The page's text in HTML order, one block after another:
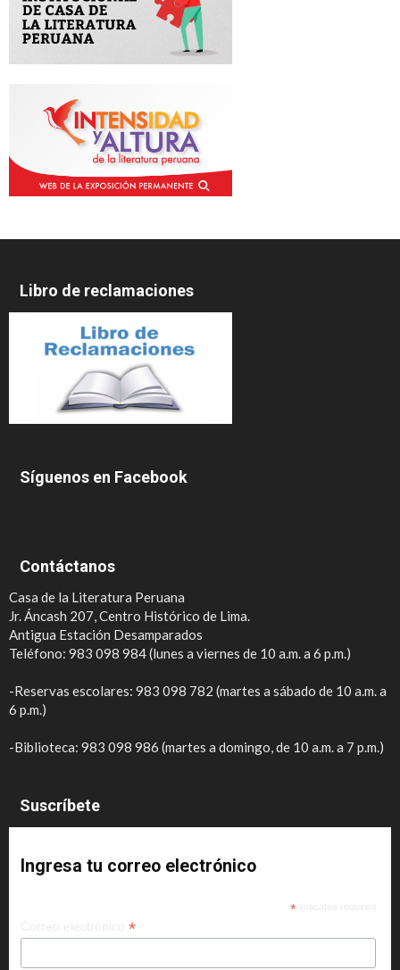
Libro de reclamaciones
Síguenos en Facebook
Contáctanos
Casa de la Literatura Peruana
Jr. Áncash 207, Centro Histórico de Lima.
Antigua Estación Desamparados
Teléfono: 983 098 984 (lunes a viernes de 10 a.m. a 6 p.m.)
-Reservas escolares: 983 098 782 (martes a sábado de 10 a.m. a
6 p.m.)
-Biblioteca: 983 098 986 (martes a domingo, de 10 a.m. a 7 p.m.)
Suscríbete
Ingresa tu correo electrónico
*
*